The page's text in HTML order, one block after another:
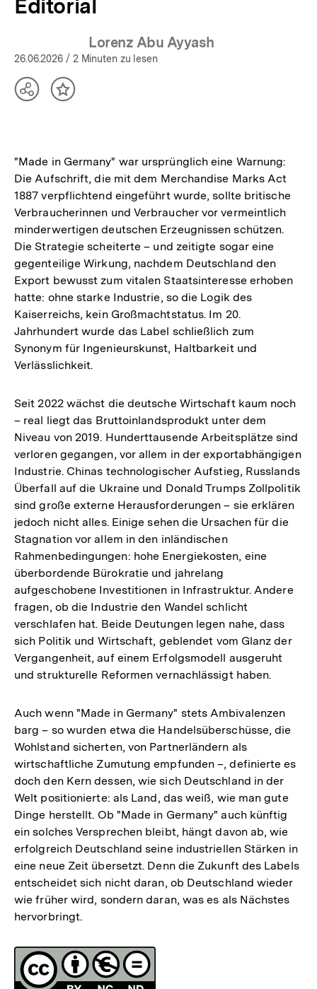
Editorial
Lorenz Abu Ayyash
26.06.2026 / 2 Minuten zu lesen
TeilenInhalt
"Made in Germany" war ursprünglich eine Warnung:
Die Aufschrift, die mit dem Merchandise Marks Act
1887 verpflichtend eingeführt wurde, sollte britische
Verbraucherinnen und Verbraucher vor vermeintlich
minderwertigen deutschen Erzeugnissen schützen.
Die Strategie scheiterte – und zeitigte sogar eine
gegenteilige Wirkung, nachdem Deutschland den
Export bewusst zum vitalen Staatsinteresse erhoben
hatte: ohne starke Industrie, so die Logik des
Kaiserreichs, kein Großmachtstatus. Im 20.
Jahrhundert wurde das Label schließlich zum
Synonym für Ingenieurskunst, Haltbarkeit und
Verlässlichkeit.
Seit 2022 wächst die deutsche Wirtschaft kaum noch
– real liegt das Bruttoinlandsprodukt unter dem
Niveau von 2019. Hunderttausende Arbeitsplätze sind
verloren gegangen, vor allem in der exportabhängigen
Industrie. Chinas technologischer Aufstieg, Russlands
Überfall auf die Ukraine und Donald Trumps Zollpolitik
sind große externe Herausforderungen – sie erklären
jedoch nicht alles. Einige sehen die Ursachen für die
Stagnation vor allem in den inländischen
Rahmenbedingungen: hohe Energiekosten, eine
überbordende Bürokratie und jahrelang
aufgeschobene Investitionen in Infrastruktur. Andere
fragen, ob die Industrie den Wandel schlicht
verschlafen hat. Beide Deutungen legen nahe, dass
sich Politik und Wirtschaft, geblendet vom Glanz der
Vergangenheit, auf einem Erfolgsmodell ausgeruht
und strukturelle Reformen vernachlässigt haben.
Auch wenn "Made in Germany" stets Ambivalenzen
barg – so wurden etwa die Handelsüberschüsse, die
Wohlstand sicherten, von Partnerländern als
wirtschaftliche Zumutung empfunden –, definierte es
doch den Kern dessen, wie sich Deutschland in der
Welt positionierte: als Land, das weiß, wie man gute
Dinge herstellt. Ob "Made in Germany" auch künftig
ein solches Versprechen bleibt, hängt davon ab, wie
erfolgreich Deutschland seine industriellen Stärken in
eine neue Zeit übersetzt. Denn die Zukunft des Labels
entscheidet sich nicht daran, ob Deutschland wieder
wie früher wird, sondern daran, was es als Nächstes
hervorbringt.
Fussnoten
Lizenz